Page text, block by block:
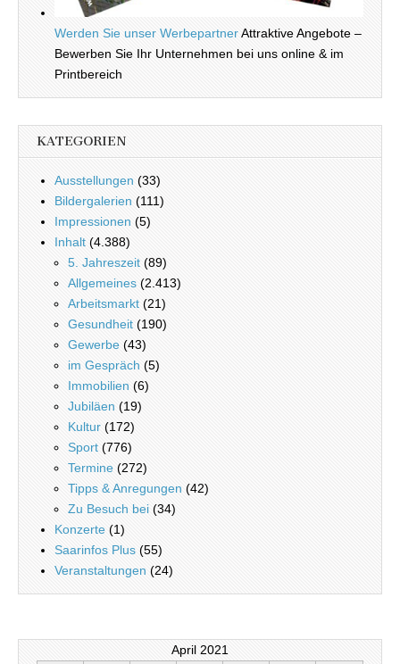
Werden Sie unser WerbepartnerAttraktive Angebote –
Bewerben Sie Ihr Unternehmen bei uns online & im
Printbereich
KATEGORIEN
Ausstellungen (33)
Bildergalerien (111)
Impressionen (5)
Inhalt (4.388)
5. Jahreszeit (89)
Allgemeines (2.413)
Arbeitsmarkt (21)
Gesundheit (190)
Gewerbe (43)
im Gespräch (5)
Immobilien (6)
Jubiläen (19)
Kultur (172)
Sport (776)
Termine (272)
Tipps & Anregungen (42)
Zu Besuch bei (34)
Konzerte (1)
Saarinfos Plus (55)
Veranstaltungen (24)
April 2021